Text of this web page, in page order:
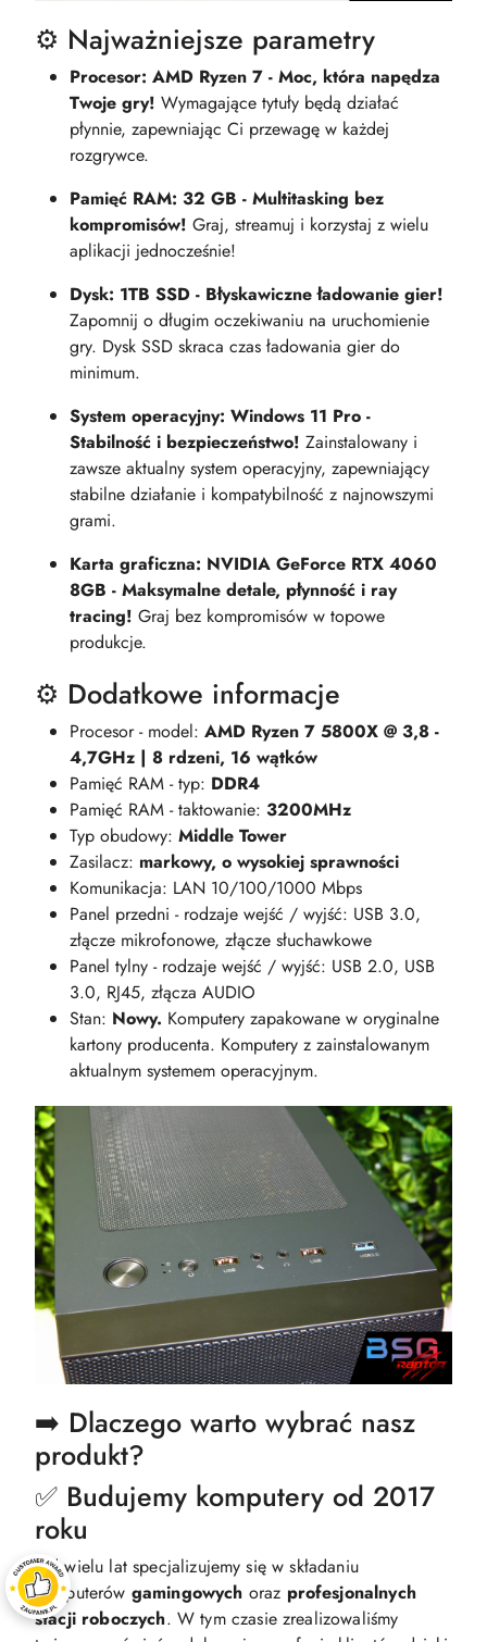
⚙️ Najważniejsze parametry
Procesor: AMD Ryzen 7 - Moc, która napędza
Twoje gry! Wymagające tytuły będą działać
płynnie, zapewniając Ci przewagę w każdej
rozgrywce.
Pamięć RAM: 32 GB - Multitasking bez
kompromisów! Graj, streamuj i korzystaj z wielu
aplikacji jednocześnie!
Dysk: 1TB SSD - Błyskawiczne ładowanie gier!
Zapomnij o długim oczekiwaniu na uruchomienie
gry. Dysk SSD skraca czas ładowania gier do
minimum.
System operacyjny: Windows 11 Pro -
Stabilność i bezpieczeństwo! Zainstalowany i
zawsze aktualny system operacyjny, zapewniający
stabilne działanie i kompatybilność z najnowszymi
grami.
Karta graficzna: NVIDIA GeForce RTX 4060
8GB - Maksymalne detale, płynność i ray
tracing! Graj bez kompromisów w topowe
produkcje.
⚙️ Dodatkowe informacje
Procesor - model: AMD Ryzen 7 5800X @ 3,8 -
4,7GHz | 8 rdzeni, 16 wątków
Pamięć RAM - typ: DDR4
Pamięć RAM - taktowanie: 3200MHz
Typ obudowy: Middle Tower
Zasilacz: markowy, o wysokiej sprawności
Komunikacja: LAN 10/100/1000 Mbps
Panel przedni - rodzaje wejść / wyjść: USB 3.0,
złącze mikrofonowe, złącze słuchawkowe
Panel tylny - rodzaje wejść / wyjść: USB 2.0, USB
3.0, RJ45, złącza AUDIO
Stan: Nowy. Komputery zapakowane w oryginalne
kartony producenta. Komputery z zainstalowanym
aktualnym systemem operacyjnym.
➡️ Dlaczego warto wybrać nasz
produkt?
✅ Budujemy komputery od 2017
roku
Od wielu lat specjalizujemy się w składaniu
komputerów gamingowych oraz profesjonalnych
stacji roboczych. W tym czasie zrealizowaliśmy